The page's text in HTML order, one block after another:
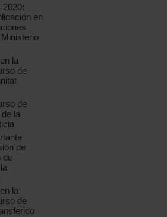
2020:
en
la
de
de
la
de
de
la
de